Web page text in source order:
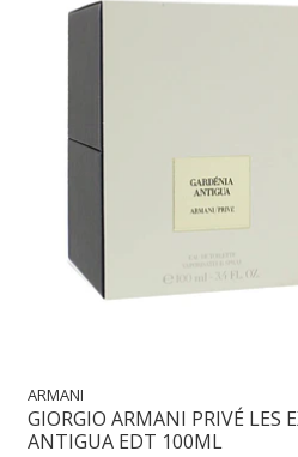
ARMANI
GIORGIO ARMANI PRIVÉ LES
ANTIGUA EDT 100ML